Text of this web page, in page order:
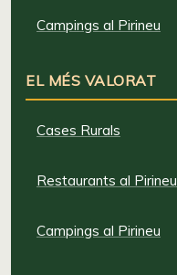
Campings al Pirineu
EL MÉS VALORAT
Cases Rurals
Restaurants al Pirineu
Campings al Pirineu